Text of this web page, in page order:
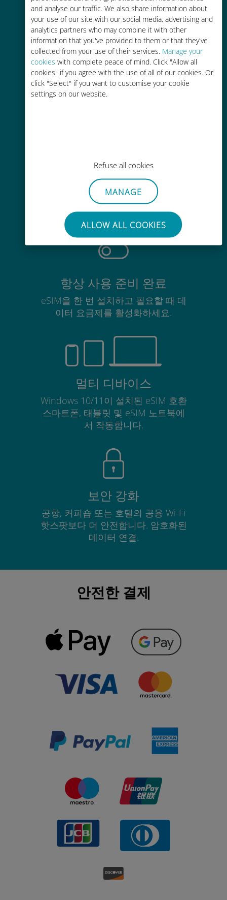
and analyse our traffic. We also share information about
your use of our site with our social media, advertising and
analytics partners who may combine it with other
information that you've provided to them or that they've
collected from your use of their services. Manage your
cookies with complete peace of mind. Click "Allow all
cookies" if you agree with the use of all of our cookies. Or
click "Select" if you want to customise your cookie
settings on our website.
Refuse all cookies
MANAGE
ALLOW ALL COOKIES
90% 저렴합니다.
간편한 충전
Wi-Fi나 남은 데이터가 없어도 Ubigi
간편한
기존 SIM 카드를 제거할 필요가 없습
니다.
항상 사용 준비 완료
eSIM을 한 번 설치하고 필요할 때 데
이터 요금제를 활성화하세요.
멀티 디바이스
Windows 10/11이 설치된 eSIM 호환
스마트폰, 태블릿 및 eSIM 노트북에
서 작동합니다.
보안 강화
공항, 커피숍 또는 호텔의 공용 Wi-Fi
핫스팟보다 더 안전합니다. 암호화된
데이터 연결.
안전한 결제